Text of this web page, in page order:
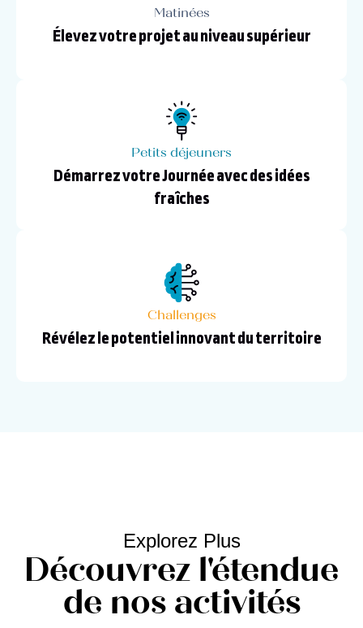
Matinées
Élevez votre projet au niveau supérieur
Petits déjeuners
Démarrez votre Journée avec des idées
fraîches
Challenges
Révélez le potentiel innovant du territoire
Explorez Plus
Découvrez l'étendue
de nos activités